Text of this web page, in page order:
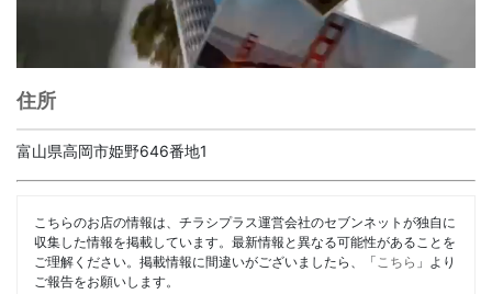
住所
富山県高岡市姫野646番地1
こちらのお店の情報は、チラシプラス運営会社のセブンネットが独自に
収集した情報を掲載しています。最新情報と異なる可能性があることを
ご理解ください。掲載情報に間違いがございましたら、「 こちら 」より
ご報告をお願いします。